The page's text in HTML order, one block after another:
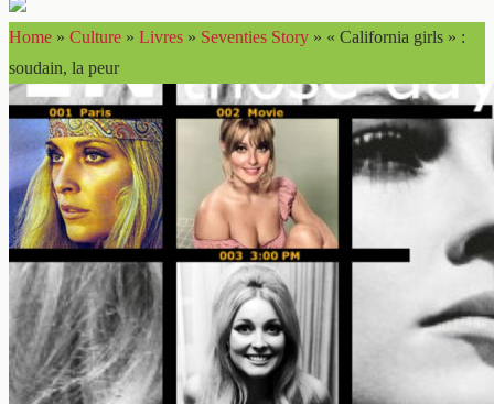
Home » Culture » Livres » Seventies Story » « California girls » :
soudain, la peur